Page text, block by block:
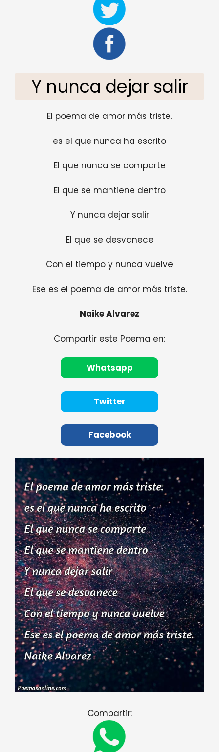
Y nunca dejar salir
El poema de amor más triste.
es el que nunca ha escrito
El que nunca se comparte
El que se mantiene dentro
Y nunca dejar salir
El que se desvanece
Con el tiempo y nunca vuelve
Ese es el poema de amor más triste.
Naike Alvarez
Compartir este Poema en:
Whatsapp
Twitter
Facebook
Compartir: